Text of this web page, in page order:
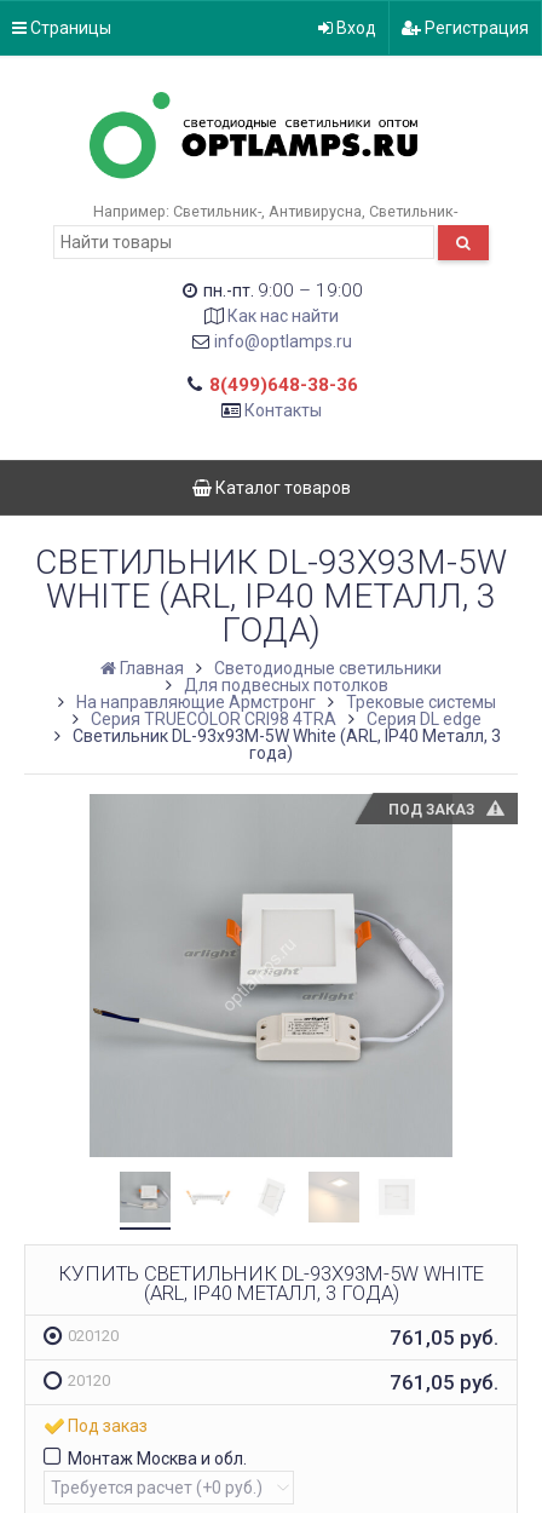
Страницы Вход Регистрация
Например: Светильник- Антивирусна Светильник-
пн.-пт. 9:00 – 19:00
Как нас найти
info@optlamps.ru
8(499)648-38-36
Контакты
Каталог товаров
СВЕТИЛЬНИК DL-93X93M-5W
WHITE (ARL, IP40 МЕТАЛЛ, 3
ГОДА)
Главная
Светодиодные светильники
Для подвесных потолков
На направляющие Армстронг
Трековые системы
Серия TRUECOLOR CRI98 4TRA
Серия DL edge
Светильник DL-93x93M-5W White (ARL, IP40 Металл, 3
года)
ПОД ЗАКАЗ
КУПИТЬ СВЕТИЛЬНИК DL-93X93M-5W WHITE
(ARL, IP40 МЕТАЛЛ, 3 ГОДА)
020120 761,05 руб.
20120 761,05 руб.
Под заказ
Монтаж Москва и обл.